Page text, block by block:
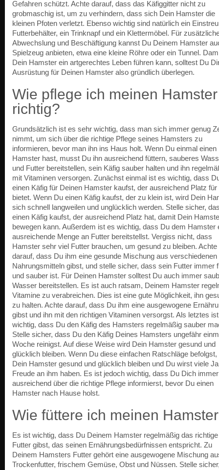
Gefahren schützt. Achte darauf, dass das Käfiggitter nicht zu
grobmaschig ist, um zu verhindern, dass sich Dein Hamster die
kleinen Pfoten verletzt. Ebenso wichtig sind natürlich ein
Futterbehälter, ein Trinknapf und ein Klettermöbel. Für
Abwechslung und Beschäftigung kannst Du Deinem Hamster
Spielzeug anbieten, etwa eine kleine Röhre oder ein Tunnel.
Dein Hamster ein artgerechtes Leben führen kann, solltest Du
Ausrüstung für Deinen Hamster also gründlich überlegen.
Wie pflege ich meinen Hamster
richtig?
Grundsätzlich ist es sehr wichtig, dass man sich immer genug
nimmt, um sich über die richtige Pflege seines Hamsters zu
informieren, bevor man ihn ins Haus holt. Wenn Du einmal einen
Hamster hast, musst Du ihn ausreichend füttern, sauberes
und Futter bereitstellen, sein Käfig sauber halten und ihn
mit Vitaminen versorgen. Zunächst einmal ist es wichtig, dass
einen Käfig für Deinen Hamster kaufst, der ausreichend Platz für
bietet. Wenn Du einen Käfig kaufst, der zu klein ist, wird Dein
sich schnell langweilen und unglücklich werden. Stelle sicher,
einen Käfig kaufst, der ausreichend Platz hat, damit Dein
bewegen kann. Außerdem ist es wichtig, dass Du dem Hamster
ausreichende Menge an Futter bereitstellst. Vergiss nicht, dass
Hamster sehr viel Futter brauchen, um gesund zu bleiben. Achte
darauf, dass Du ihm eine gesunde Mischung aus verschiedenen
Nahrungsmitteln gibst, und stelle sicher, dass sein Futter immer
und sauber ist. Für Deinen Hamster solltest Du auch immer
Wasser bereitstellen. Es ist auch ratsam, Deinem Hamster
Vitamine zu verabreichen. Dies ist eine gute Möglichkeit, ihn
zu halten. Achte darauf, dass Du ihm eine ausgewogene
gibst und ihn mit den richtigen Vitaminen versorgst. Als letztes
wichtig, dass Du den Käfig des Hamsters regelmäßig sauber
Stelle sicher, dass Du den Käfig Deines Hamsters ungefähr
Woche reinigst. Auf diese Weise wird Dein Hamster gesund und
glücklich bleiben. Wenn Du diese einfachen Ratschläge befolgst,
Dein Hamster gesund und glücklich bleiben und Du wirst viele
Freude an ihm haben. Es ist jedoch wichtig, dass Du Dich immer
ausreichend über die richtige Pflege informierst, bevor Du einen
Hamster nach Hause holst.
Wie füttere ich meinen
Es ist wichtig, dass Du Deinem Hamster regelmäßig das richtige
Futter gibst, das seinen Ernährungsbedürfnissen entspricht. Zu
Deinem Hamsters Futter gehört eine ausgewogene Mischung
Trockenfutter, frischem Gemüse, Obst und Nüssen. Stelle